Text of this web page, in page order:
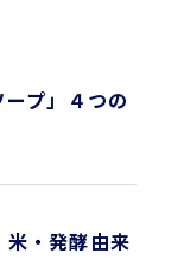
プ」４つの
・発酵由来